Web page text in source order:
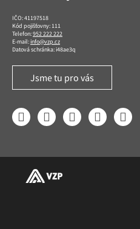
IČO: 41197518
Kód pojišťovny: 111
Telefon:952 222 222
E-mail:info@vzp.cz
Datová schránka: i48ae3q
Jsme tu pro vás
FacebookLinkedIn YouTube InstagramTwitter